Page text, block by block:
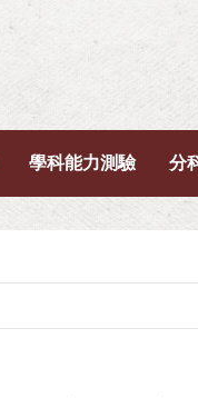
學科能力測驗 分